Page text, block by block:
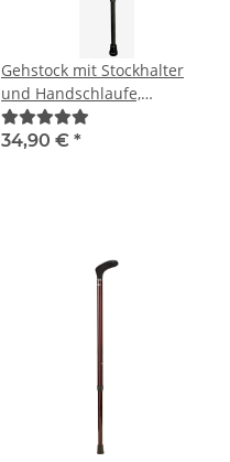
Gehstock mit Stockhalter
und Handschlaufe,
Leichtmetall
34,90 € *